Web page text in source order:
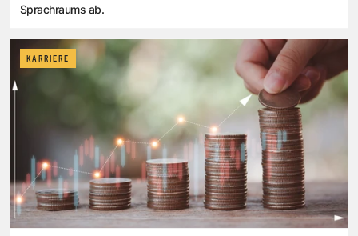
Sprachraums ab.
KARRIERE